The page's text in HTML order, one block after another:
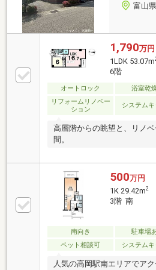
富山
1,790万円
1LDK 53.07m
6階
オートロック 浴室乾
リフォームリノベー
ション
システム
高層階からの眺望と、リノ
間。
500万円
1K 29.42m2
3階 南
南向き 駐車場
ペット相談可
システム
人気の高岡駅南エリアでア